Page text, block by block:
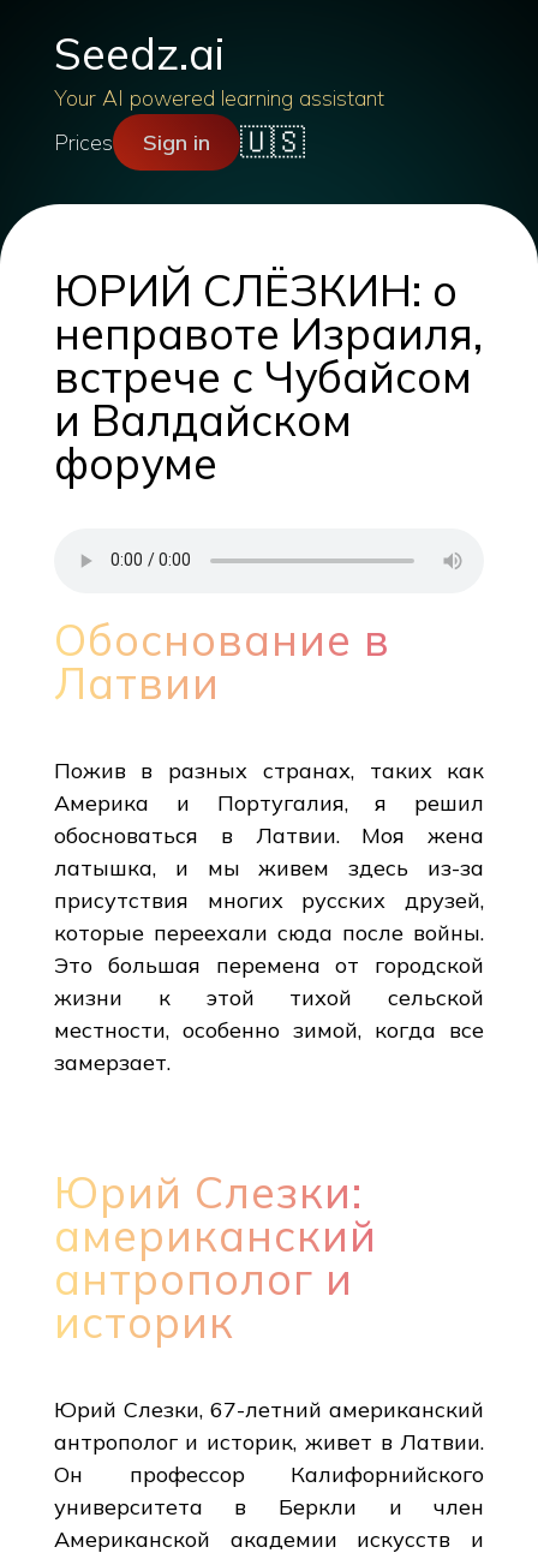
Seedz.ai
Your AI powered learning assistant
Prices
Sign in 🇺🇸
ЮРИЙ СЛЁЗКИН: о
неправоте Израиля,
встрече с Чубайсом
и Валдайском
форуме
Обоснование в
Латвии
Пожив в разных странах, таких как
Америка и Португалия, я решил
обосноваться в Латвии. Моя жена
латышка, и мы живем здесь из-за
присутствия многих русских друзей,
которые переехали сюда после войны.
Это большая перемена от городской
жизни к этой тихой сельской
местности, особенно зимой, когда все
замерзает.
Юрий Слезки:
американский
антрополог и
историк
Юрий Слезки, 67-летний американский
антрополог и историк, живет в Латвии.
Он профессор Калифорнийского
университета в Беркли и член
Американской академии искусств и